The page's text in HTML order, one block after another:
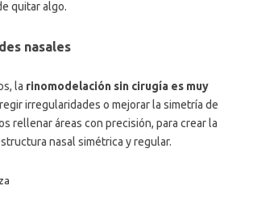
quitar algo.
nasales
la rinomodelación sin cirugía es muy
irregularidades o mejorar la simetría de
rellenar áreas con precisión, para crear la
nasal simétrica y regular.